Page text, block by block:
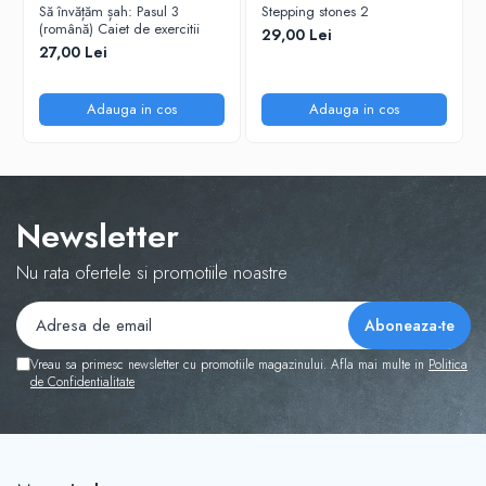
Tabla De Demonstratie
Tactica
Să învățăm șah: Pasul 3
(română) Caiet de exercitii
27,00 Lei
Adauga in cos
Stepping stones 2
29,00 Lei
Adauga in cos
Newsletter
Nu rata ofertele si promotiile noastre
Vreau sa primesc newsletter cu promotiile magazinului. Afla mai multe in Politica
de Confidentialitate